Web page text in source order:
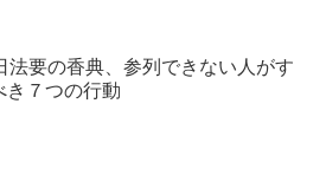
法要の香典、参列できない人がす
き７つの行動